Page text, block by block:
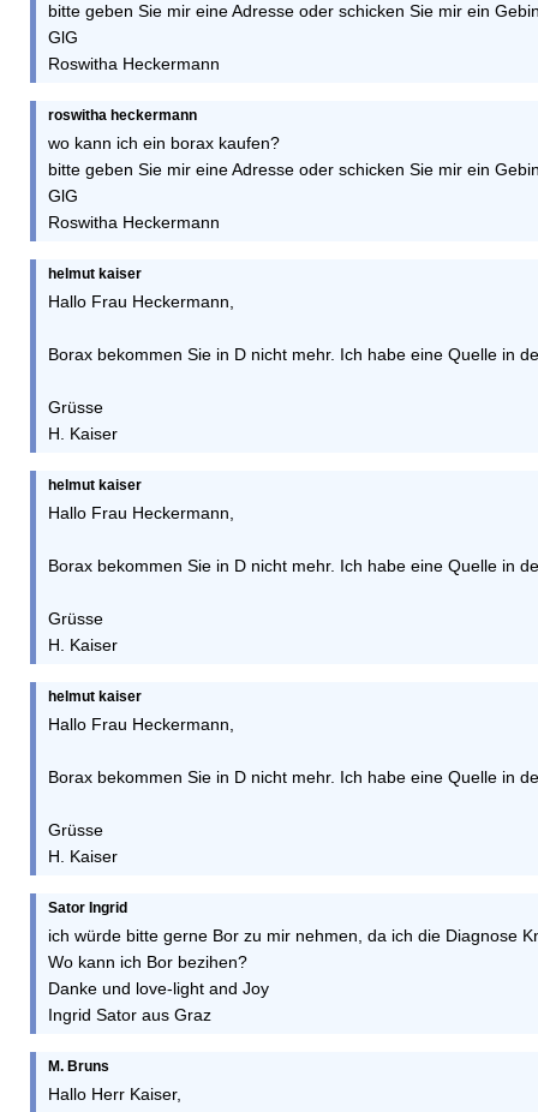
bitte geben Sie mir eine Adresse oder schicken Sie mir ein
GlG
Roswitha Heckermann
roswitha heckermann
wo kann ich ein borax kaufen?
bitte geben Sie mir eine Adresse oder schicken Sie mir ein
GlG
Roswitha Heckermann
helmut kaiser
Hallo Frau Heckermann,
Borax bekommen Sie in D nicht mehr. Ich habe eine Quelle in
Grüsse
H. Kaiser
helmut kaiser
Hallo Frau Heckermann,
Borax bekommen Sie in D nicht mehr. Ich habe eine Quelle in
Grüsse
H. Kaiser
helmut kaiser
Hallo Frau Heckermann,
Borax bekommen Sie in D nicht mehr. Ich habe eine Quelle in
Grüsse
H. Kaiser
Sator Ingrid
ich würde bitte gerne Bor zu mir nehmen, da ich die Diagnose
Wo kann ich Bor bezihen?
Danke und love-light and Joy
Ingrid Sator aus Graz
M. Bruns
Hallo Herr Kaiser,